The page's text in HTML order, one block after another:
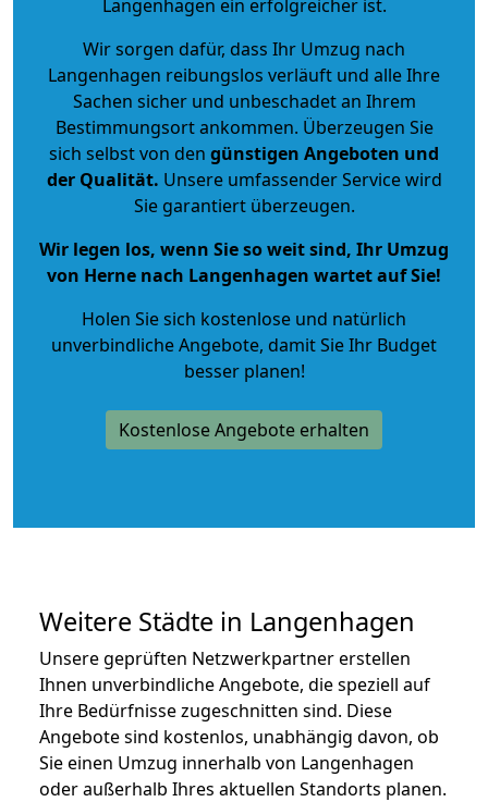
Langenhagen ein erfolgreicher ist.
Wir sorgen dafür, dass Ihr Umzug nach
Langenhagen reibungslos verläuft und alle Ihre
Sachen sicher und unbeschadet an Ihrem
Bestimmungsort ankommen. Überzeugen Sie
sich selbst von den günstigen Angeboten und
der Qualität. Unsere umfassender Service wird
Sie garantiert überzeugen.
Wir legen los, wenn Sie so weit sind, Ihr Umzug
von Herne nach Langenhagen wartet auf Sie!
Holen Sie sich kostenlose und natürlich
unverbindliche Angebote, damit Sie Ihr Budget
besser planen!
Kostenlose Angebote erhalten
Weitere Städte in Langenhagen
Unsere geprüften Netzwerkpartner erstellen
Ihnen unverbindliche Angebote, die speziell auf
Ihre Bedürfnisse zugeschnitten sind. Diese
Angebote sind kostenlos, unabhängig davon, ob
Sie einen Umzug innerhalb von Langenhagen
oder außerhalb Ihres aktuellen Standorts planen.